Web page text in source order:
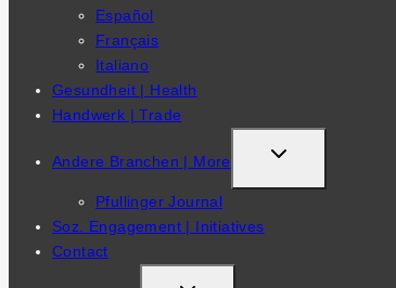
Español
Français
Italiano
Gesundheit | Health
Handwerk | Trade
Andere Branchen | More
TOGGLE
Pfullinger Journal
Soz. Engagement | Initiatives
Contact